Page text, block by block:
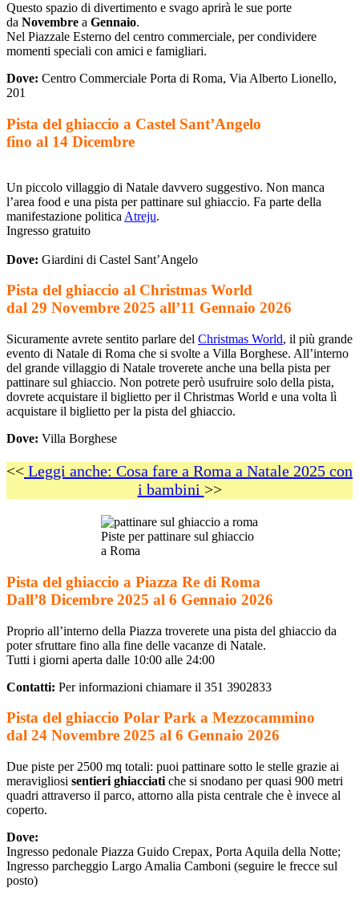
Questo spazio di divertimento e svago aprirà le sue porte
da Novembre a Gennaio.
Nel Piazzale Esterno del centro commerciale, per condividere
momenti speciali con amici e famigliari.
Dove: Centro Commerciale Porta di Roma, Via Alberto Lionello,
201
Pista del ghiaccio a Castel Sant’Angelo
fino al 14 Dicembre
Un piccolo villaggio di Natale davvero suggestivo. Non manca
l’area food e una pista per pattinare sul ghiaccio. Fa parte della
manifestazione politica Atreju.
Ingresso gratuito
Dove: Giardini di Castel Sant’Angelo
Pista del ghiaccio al Christmas World
dal 29 Novembre 2025 all’11 Gennaio 2026
Sicuramente avrete sentito parlare del Christmas World, il più grande
evento di Natale di Roma che si svolte a Villa Borghese. All’interno
del grande villaggio di Natale troverete anche una bella pista per
pattinare sul ghiaccio. Non potrete però usufruire solo della pista,
dovrete acquistare il biglietto per il Christmas World e una volta lì
acquistare il biglietto per la pista del ghiaccio.
Dove: Villa Borghese
<< Leggi anche: Cosa fare a Roma a Natale 2025 con
i bambini >>
Piste per pattinare sul ghiaccio
a Roma
Pista del ghiaccio a Piazza Re di Roma
Dall’8 Dicembre 2025 al 6 Gennaio 2026
Proprio all’interno della Piazza troverete una pista del ghiaccio da
poter sfruttare fino alla fine delle vacanze di Natale.
Tutti i giorni aperta dalle 10:00 alle 24:00
Contatti: Per informazioni chiamare il 351 3902833
Pista del ghiaccio Polar Park a Mezzocammino
dal 24 Novembre 2025 al 6 Gennaio 2026
Due piste per 2500 mq totali: puoi pattinare sotto le stelle grazie ai
meravigliosi sentieri ghiacciati che si snodano per quasi 900 metri
quadri attraverso il parco, attorno alla pista centrale che è invece al
coperto.
Dove:
Ingresso pedonale Piazza Guido Crepax, Porta Aquila della Notte;
Ingresso parcheggio Largo Amalia Camboni (seguire le frecce sul
posto)